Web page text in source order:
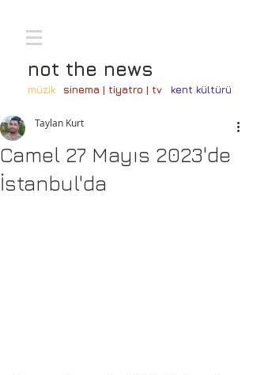
not the news
müzik sinema | tiyatro | tv kent kültürü
Camel 27 Mayıs 2023'de
İstanbul'da
Taylan Kurt